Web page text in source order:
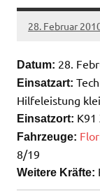
28. Februar
Datum: 28.
Einsatzart:
Hilfeleistung
Einsatzort:
Fahrzeuge:
8/19
Weitere Kräfte: